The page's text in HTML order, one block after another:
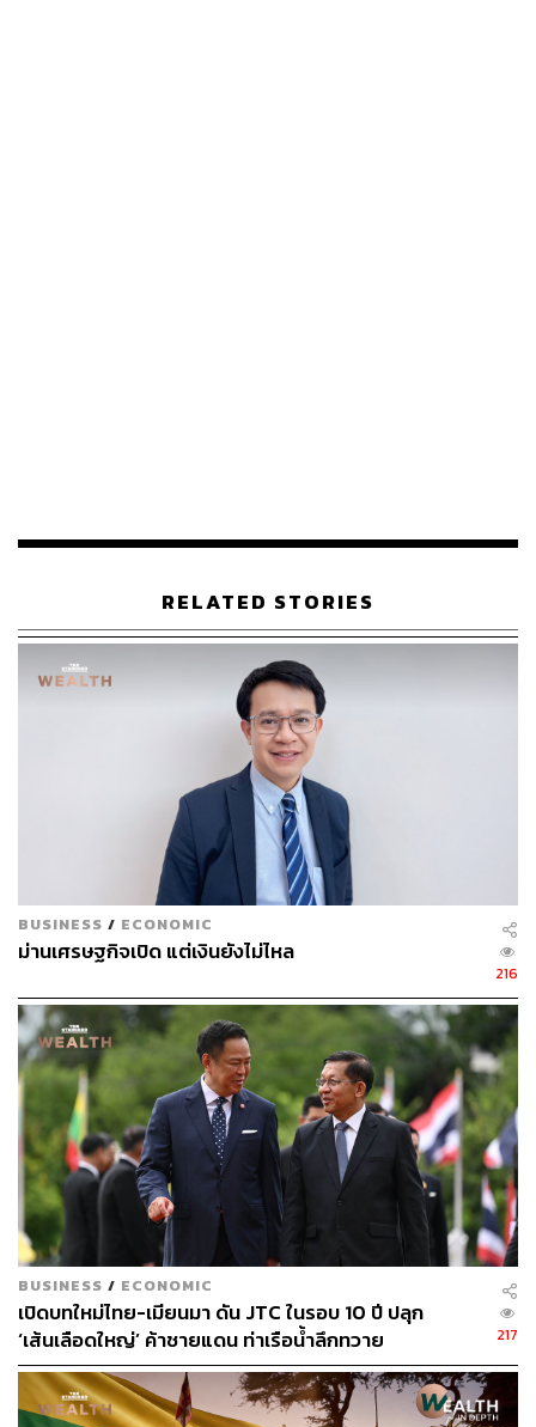
ลงทุนอุตสาหกรรมยานยนต์ไฟฟ้าที่ต้องการตั้งเป้าหมายให้
ประเทศไทยเป็นศูนย์กลางการผลิตยานยนต์ไฟฟ้าของภูมิภาค
ด้วยเงินลงทุนมูลค่า 8 หมื่นล้านบาท
ดร.ศุภวุฒิ สายเชื้อ ฉายภาพถึงผลกระทบของสังคมสูงวัยที่มี
การประเมินโดย World Bank และ IMF ไว้ว่า ประเทศไทย
ท่ามกลางการแก่ตัวลงของประชากรจะส่งผลต่อการเติบโต
ของ GDP ไทย 1% ต่อปี
ดังนั้น ท่ามกลางสังคมสูงวัย เอ็นริโก้ คานัล บรูแลนด์ เผยว่า
โจทย์ใหญ่ที่สุดคือการที่ประชากรวัยทำงานของประเทศไทย
ลดลงเรื่อยๆ กลับต้องมี ‘โรคอ้วน’ เป็นหนึ่งในวาระแห่งชาติที่
กัดกร่อน Health Span ของประชากรไทยโดยที่คิดเป็นต้นทุน
สูงถึง 1.3% ของ GDP
ด้าน ศาสตราจารย์ นพ.ปิยะมิตร ศรีธรา ฉายภาพโอกาสให้
เห็นว่าตลาดยาและอาหารเสริมเติบโตขึ้นอย่างมาก โดย
เฉพาะตลาดยามีมูลค่าอยู่ที่ 2.2 แสนล้านบาท ขณะที่ตลาด
อาหารเสริมมีมูลค่าสูงถึง 8.3 หมื่นล้านบาท ซึ่งมีอัตราการ
เติบโตสูงกว่าค่าใช้จ่ายด้าน Healthcare ในปัจจุบัน
3. ESG
อุกฤษ อุณหเลขกะ ผู้ก่อตั้งสตาร์ทอัพด้านการเกษตร ฉายให้
เห็นถึงภาพมาตรฐานโลกใหม่ของอุตสาหกรรมการเกษตร
RELATED STORIES
BUSINESS / ECONOMIC
ม่านเศรษฐกิจเปิด แต่เงินยังไม่ไหล
216
BUSINESS / ECONOMIC
เปิดบทใหม่ไทย-เมียนมา ดัน JTC ในรอบ 10 ปี ปลุก
‘เส้นเลือดใหญ่’ ค้าชายแดน ท่าเรือน้ำลึกทวาย
217